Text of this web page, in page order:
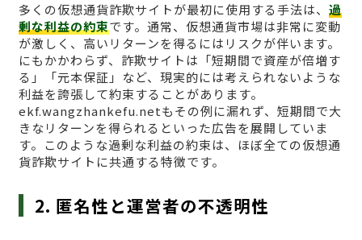
多くの仮想通貨詐欺サイトが最初に使用する手法は、 過
剰な利益の約束です。通常、仮想通貨市場は非常に変動
が激しく、高いリターンを得るにはリスクが伴います。
にもかかわらず、詐欺サイトは「短期間で資産が倍増す
る」「元本保証」など、現実的には考えられないような
利益を誇張して約束することがあります。
ekf.wangzhankefu.netもその例に漏れず、短期間で大
きなリターンを得られるといった広告を展開していま
す。このような過剰な利益の約束は、ほぼ全ての仮想通
貨詐欺サイトに共通する特徴です。
2. 匿名性と運営者の不透明性